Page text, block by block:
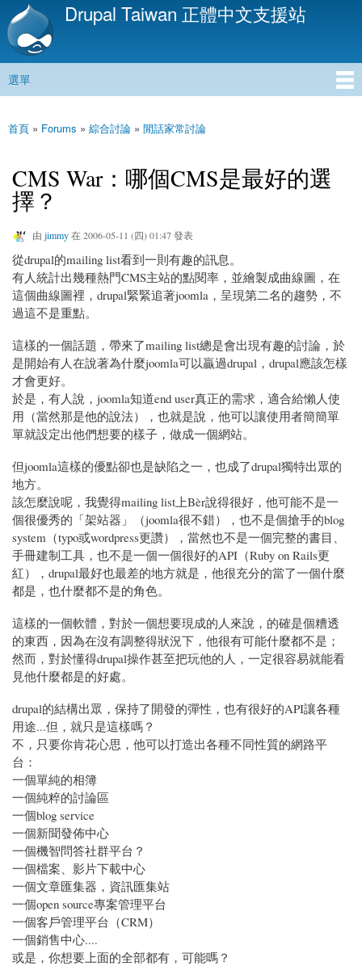
移
內
Drupal Taiwan 正體中文支援站
主選單
選單
您在這裡
首頁 » Forums » 綜合討論 » 閒話家常討論
CMS War：哪個CMS是最好的選
擇？
由 jimmy在 2006-05-11 (四) 01:47 發表
從drupal的mailing list看到一則有趣的訊息。
有人統計出幾種熱門CMS主站的點閱率，並繪製成曲線圖，在
這個曲線圖裡，drupal緊緊追著joomla，呈現第二名的趨勢，不
過這不是重點。
這樣的一個話題，帶來了mailing list總是會出現有趣的討論，於
是開始有人在說著為什麼joomla可以贏過drupal，drupal應該怎樣
才會更好。
於是，有人說，joomla知道end user真正的需求，適合給懶人使
用（當然那是他的說法），也就是說，他可以讓使用者簡簡單
單就設定出他們想要的樣子，做成一個網站。
但joomla這樣的優點卻也是缺陷之一，也成了drupal獨特出眾的
地方。
該怎麼說呢，我覺得mailing list上Bèr說得很好，他可能不是一
個很優秀的「架站器」（joomla很不錯），也不是個搶手的blog
system（typo或wordpress更讚），當然也不是一個完整的書目、
手冊建制工具，也不是一個一個很好的API（Ruby on Rails更
紅），drupal最好也最差的地方就是，他很充分的當了一個什麼
都是，也什麼都不是的角色。
這樣的一個軟體，對於一個想要現成的人來說，的確是個糟透
的東西，因為在沒有調整得狀況下，他很有可能什麼都不是；
然而，對於懂得drupal操作甚至把玩他的人，一定很容易就能看
見他什麼都是的好處。
drupal的結構出眾，保持了開發的彈性，也有很好的API讓各種
用途...但，就只是這樣嗎？
不，只要你肯花心思，他可以打造出各種不同性質的網路平
台：
一個單純的相簿
一個純粹的討論區
一個blog service
一個新聞發佈中心
一個機智問答社群平台？
一個檔案、影片下載中心
一個文章匯集器，資訊匯集站
一個open source專案管理平台
一個客戶管理平台（CRM）
一個銷售中心....
或是，你想要上面的全部都有，可能嗎？